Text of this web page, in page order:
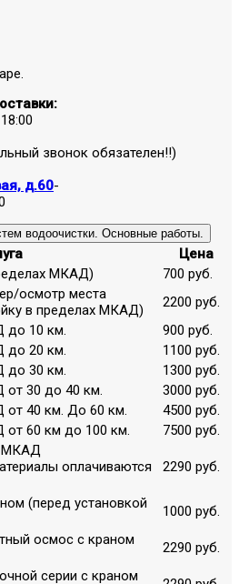
звонок обязателен!!)
д.60-
водоочистки. Основные работы.
Цена
МКАД)
700 руб.
осмотр места
в пределах МКАД)
2200 руб.
до 10 км.
900 руб.
до 20 км.
1100 руб.
до 30 км.
1300 руб.
30 до 40 км.
3000 руб.
40 км. До 60 км.
4500 руб.
60 км до 100 км.
7500 руб.
МКАД
оплачиваются
2290 руб.
(перед установкой
1000 руб.
осмос с краном
2290 руб.
серии с краном